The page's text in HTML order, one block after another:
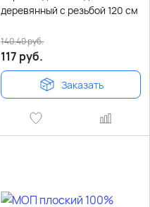
деревянный с резьбой 120 см
117 руб.
140.40руб.
Заказать